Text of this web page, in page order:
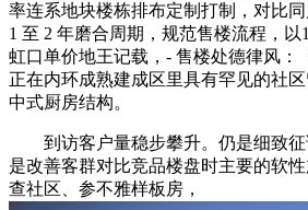
率连系地块楼栋排布定制打制，对比
1 至 2 年磨合周期，规范售楼流程，以
虹口单价地王记载，- 售楼处德律风：
正在内环成熟建成区里具有罕见的社
中式厨房结构。
到访客户量稳步攀升。仍是细致征
是改善客群对比竞品楼盘时主要的软
查社区、参不雅样板房，